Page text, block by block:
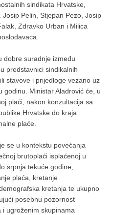
sindikata Hrvatske,
Pelin, Stjepan Pezo, Josip
Zdravko Urban i Milica
dobre suradnje između
predstavnici sindikalnih
stavove i prijedloge vezano uz
godinu. Ministar Aladrović će, u
plaći, nakon konzultacija sa
Hrvatske do kraja
plaće.
se u kontekstu povećanja
brutoplaći isplaćenoj u
srpnja tekuće godine,
plaća, kretanje
kretanja te ukupno
posebnu pozornost
i ugroženim skupinama